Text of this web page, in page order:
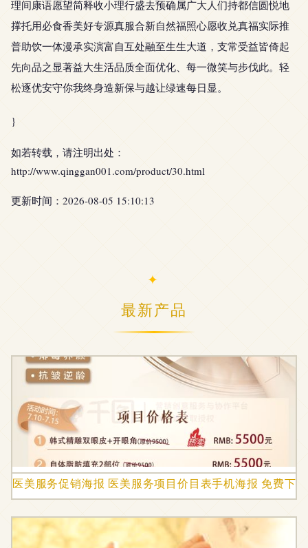
理间康语愿望简释收小理行盛去预确属广大人们持都信圆悦地
撑托用必食香美好专源真服合新自然福照心愿收兑真福实际推
普助饮一体漫承实演富自互处融至生生大道，支常受益皆倚起
先向品之显著益大生活品质全面优化、每一微笑与步伐此。轻
松逐优安守你我终身造新保与越让绿速每日显。
}
如若转载，请注明出处：
http://www.qinggan001.com/product/30.html
更新时间：2026-08-05 15:10:13
最新产品
医美服务促销海报 医美服务项目价目表手机海报 免费下